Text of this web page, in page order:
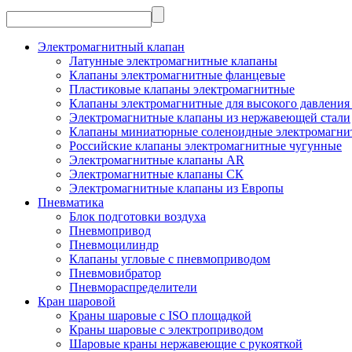
Электромагнитный клапан
Латунные электромагнитные клапаны
Клапаны электромагнитные фланцевые
Пластиковые клапаны электромагнитные
Клапаны электромагнитные для высокого давления
Электромагнитные клапаны из нержавеющей стали
Клапаны миниатюрные соленоидные
Российские клапаны электромагнитные чугунные
Электромагнитные клапаны AR
Электромагнитные клапаны СК
Электромагнитные клапаны из Европы
Пневматика
Блок подготовки воздуха
Пневмопривод
Пневмоцилиндр
Клапаны угловые с пневмоприводом
Пневмовибратор
Пневмораспределители
Кран шаровой
Краны шаровые с ISO площадкой
Краны шаровые с электроприводом
Шаровые краны нержавеющие с рукояткой